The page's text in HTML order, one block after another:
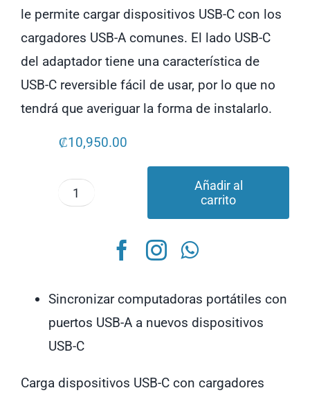
le permite cargar dispositivos USB-C con los
cargadores USB-A comunes. El lado USB-C
del adaptador tiene una característica de
USB-C reversible fácil de usar, por lo que no
tendrá que averiguar la forma de instalarlo.
₡10,950.00
Cable
Electric
2m
33780
Añadir al
carrito
Sincronizar computadoras portátiles con
puertos USB-A a nuevos dispositivos
USB-C
Carga dispositivos USB-C con cargadores